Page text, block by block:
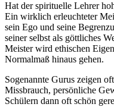
Hat der spirituelle Lehrer
Ein wirklich erleuchteter
sein Ego und seine
seiner selbst als göttliches
Meister wird ethischen
Normalmaß hinaus gehen.
Sogenannte Gurus zeigen
Missbrauch, persönliche
Schülern dann oft schön